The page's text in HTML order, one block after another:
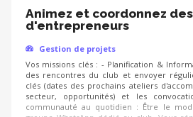
Animez et coordonnez
d'entrepreneurs
Gestion de projets
Vos missions clés : - Planification &
des rencontres du club et envoyer
clés (dates des prochains ateliers
secteur, opportunités) et les
communauté au quotidien : Être le